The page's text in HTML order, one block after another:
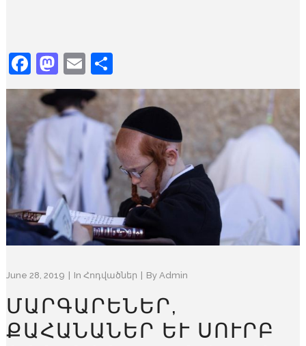
Facebook
Mastodon
EmailShare
June 28, 2019 In Հոդվածներ By Admin
ՄԱՐԳԱՐԵՆԵՐ,
ՔԱՀԱՆԱՆԵՐ ԵՒ ՍՈՒՐԲ Գ